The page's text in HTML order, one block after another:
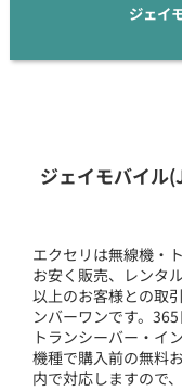
ジェイ
ジェイモバイル
エクセリは無線機・
お安く販売、レンタ
以上のお客様との取
ンバーワンです。
トランシーバー・イ
機種で購入前の無料
内で対応しますので